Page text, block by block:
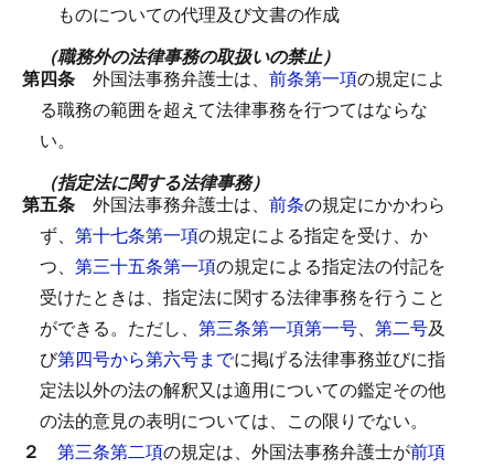
ものについての代理及び文書の作成
（職務外の法律事務の取扱いの禁止）
第四条 外国法事務弁護士は、 前条第一項の規定によ
る職務の範囲を超えて法律事務を行つてはならな
い。
（指定法に関する法律事務）
第五条 外国法事務弁護士は、 前条の規定にかかわら
ず、 第十七条第一項の規定による指定を受け、か
つ、 第三十五条第一項の規定による指定法の付記を
受けたときは、指定法に関する法律事務を行うこと
ができる。 ただし、 第三条第一項第一号、 第二号及
び第四号から第六号までに掲げる法律事務並びに指
定法以外の法の解釈又は適用についての鑑定その他
の法的意見の表明については、この限りでない。
２ 第三条第二項の規定は、外国法事務弁護士が前項